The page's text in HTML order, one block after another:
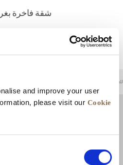
and improve your user
please visit our Cookie
شقة فاخرة
للعودة إلى أعلى